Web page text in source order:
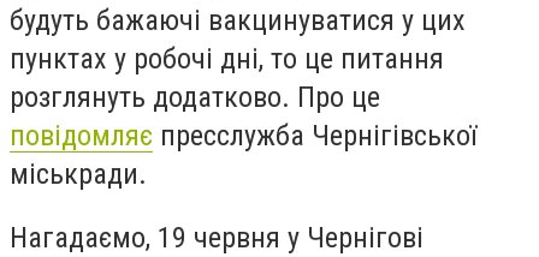
будуть бажаючі вакцинуватися у цих
пунктах у робочі дні, то це питання
розглянуть додатково. Про це
повідомляє пресслужба Чернігівської
міськради.
Нагадаємо, 19 червня у Чернігові